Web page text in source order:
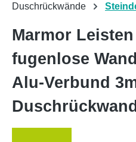
Duschrückwände
Marmor
fugenlose
Alu-Verbund
Duschrückwand